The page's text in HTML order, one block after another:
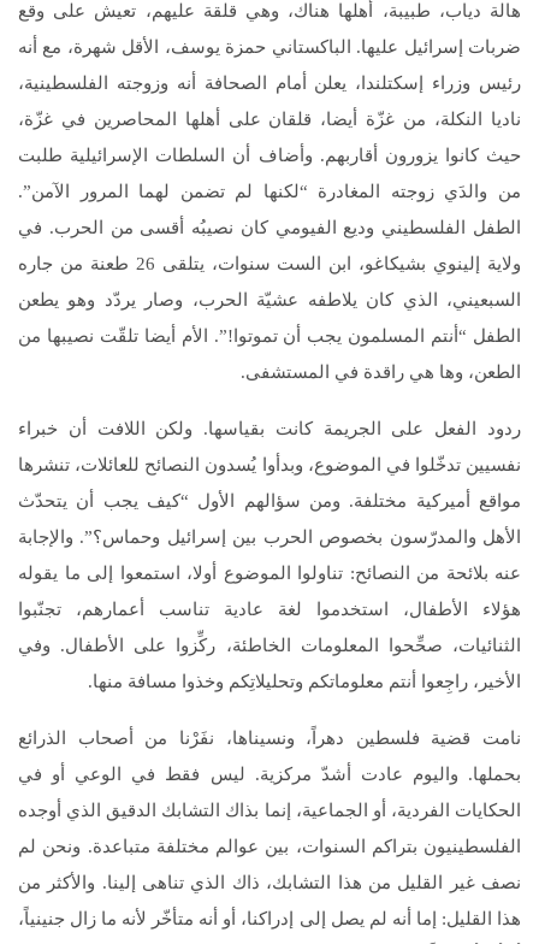
هالة دياب، طبيبة، أهلها هناك، وهي قلقة عليهم، تعيش على وقع
ضربات إسرائيل عليها. الباكستاني حمزة يوسف، الأقل شهرة، مع أنه
رئيس وزراء إسكتلندا، يعلن أمام الصحافة أنه وزوجته الفلسطينية،
ناديا النكلة، من غزّة أيضا، قلقان على أهلها المحاصرين في غزّة،
حيث كانوا يزورون أقاربهم. وأضاف أن السلطات الإسرائيلية طلبت
من والدَي زوجته المغادرة “لكنها لم تضمن لهما المرور الآمن”.
الطفل الفلسطيني وديع الفيومي كان نصيبُه أقسى من الحرب. في
ولاية إلينوي بشيكاغو، ابن الست سنوات، يتلقى 26 طعنة من جاره
السبعيني، الذي كان يلاطفه عشيّة الحرب، وصار يردّد وهو يطعن
الطفل “أنتم المسلمون يجب أن تموتوا!”. الأم أيضا تلقّت نصيبها من
الطعن، وها هي راقدة في المستشفى.
ردود الفعل على الجريمة كانت بقياسها. ولكن اللافت أن خبراء
نفسيين تدخّلوا في الموضوع، وبدأوا يُسدون النصائح للعائلات، تنشرها
مواقع أميركية مختلفة. ومن سؤالهم الأول “كيف يجب أن يتحدّث
الأهل والمدرّسون بخصوص الحرب بين إسرائيل وحماس؟”. والإجابة
عنه بلائحة من النصائح: تناولوا الموضوع أولا، استمعوا إلى ما يقوله
هؤلاء الأطفال، استخدموا لغة عادية تناسب أعمارهم، تجنّبوا
الثنائيات، صحِّحوا المعلومات الخاطئة، ركِّزوا على الأطفال. وفي
الأخير، راجِعوا أنتم معلوماتكم وتحليلاتِكم وخذوا مسافة منها.
نامت قضية فلسطين دهراً، ونسيناها، نفَرْنا من أصحاب الذرائع
بحملها. واليوم عادت أشدّ مركزية. ليس فقط في الوعي أو في
الحكايات الفردية، أو الجماعية، إنما بذاك التشابك الدقيق الذي أوجده
الفلسطينيون بتراكم السنوات، بين عوالم مختلفة متباعدة. ونحن لم
نصف غير القليل من هذا التشابك، ذاك الذي تناهى إلينا. والأكثر من
هذا القليل: إما أنه لم يصل إلى إدراكنا، أو أنه متأخّر لأنه ما زال جنينياً،